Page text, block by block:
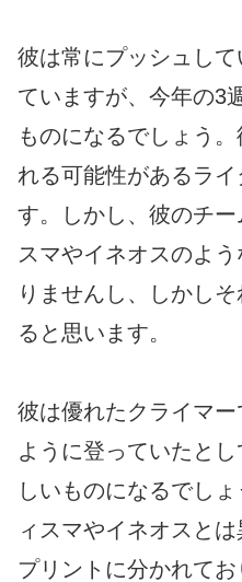
彼は常にプッシュし
ていますが、今年の3
ものになるでしょう
れる可能性があるラ
す。しかし、彼のチ
スマやイネオスのよ
りませんし、しかし
ると思います。
彼は優れたクライマ
ように登っていたと
しいものになるでし
ィスマやイネオスと
プリントに分かれて